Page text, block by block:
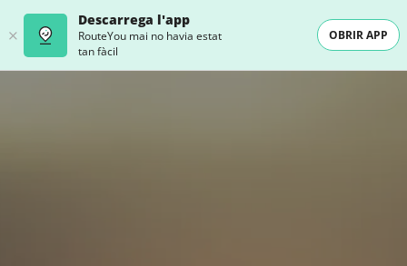
Descarrega l'app
RouteYou mai no havia estat
tan fàcil
OBRIR APP